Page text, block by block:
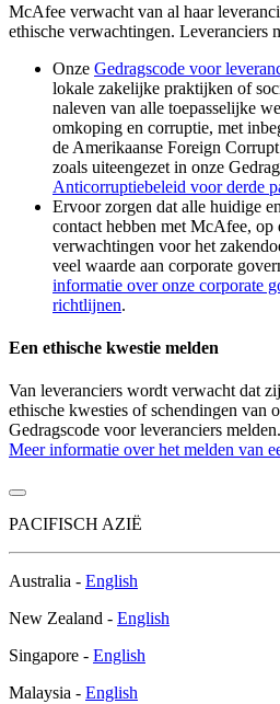
McAfee verwacht van al haar
ethische verwachtingen. Leveranciers
Onze Gedragscode voor
lokale zakelijke praktijken of
naleven van alle toepasselijke
omkoping en corruptie, met
de Amerikaanse Foreign
zoals uiteengezet in onze
Anticorruptiebeleid voor derde
Ervoor zorgen dat alle huidige
contact hebben met McAfee, op
verwachtingen voor het
veel waarde aan corporate
informatie over onze corporate
richtlijnen.
Een ethische kwestie melden
Van leveranciers wordt verwacht dat
ethische kwesties of schendingen van
Gedragscode voor leveranciers melden.
Meer informatie over het melden van
PACIFISCH AZIË
Australia - English
New Zealand - English
Singapore - English
Malaysia - English